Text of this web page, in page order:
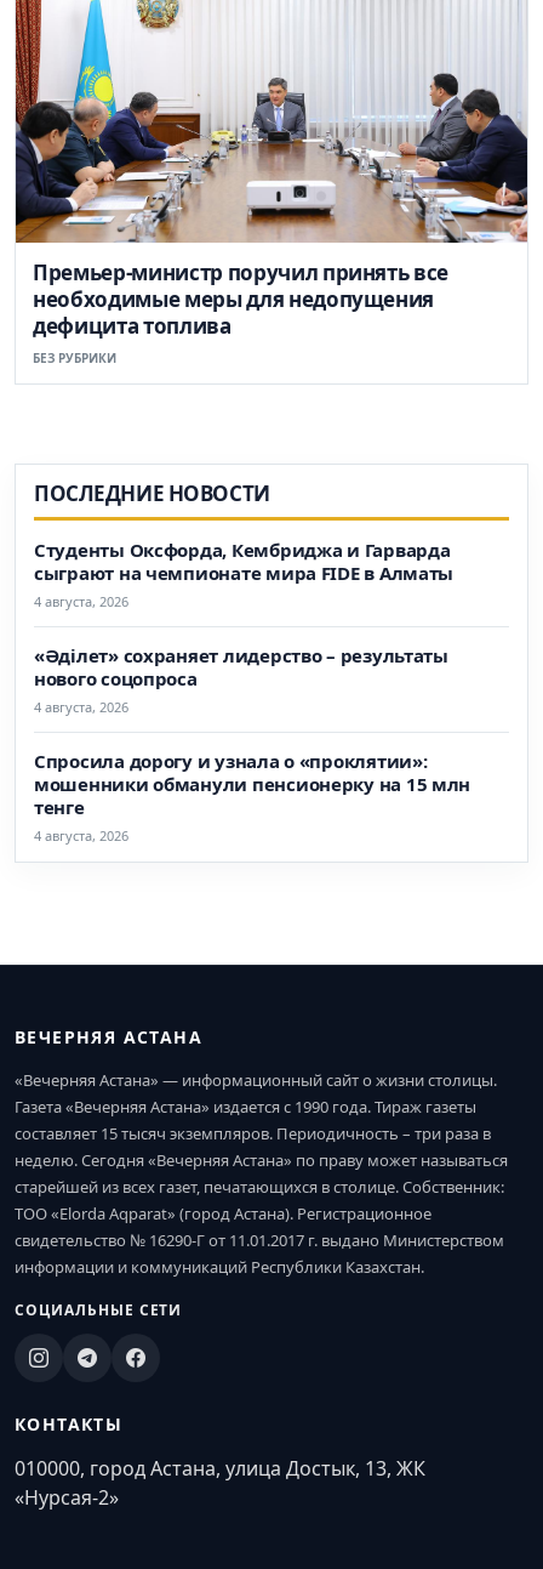
Премьер-министр поручил принять все
необходимые меры для недопущения
дефицита топлива
БЕЗ РУБРИКИ
ПОСЛЕДНИЕ НОВОСТИ
Студенты Оксфорда, Кембриджа и Гарварда
сыграют на чемпионате мира FIDE в Алматы
4 августа, 2026
«Әділет» сохраняет лидерство – результаты
нового соцопроса
4 августа, 2026
Спросила дорогу и узнала о «проклятии»:
мошенники обманули пенсионерку на 15 млн
тенге
4 августа, 2026
ВЕЧЕРНЯЯ АСТАНА
«Вечерняя Астана» — информационный сайт о жизни столицы.
Газета «Вечерняя Астана» издается с 1990 года. Тираж газеты
составляет 15 тысяч экземпляров. Периодичность – три раза в
неделю. Сегодня «Вечерняя Астана» по праву может называться
старейшей из всех газет, печатающихся в столице. Собственник:
ТОО «Elorda Aqparat» (город Астана). Регистрационное
свидетельство № 16290-Г от 11.01.2017 г. выдано Министерством
информации и коммуникаций Республики Казахстан.
СОЦИАЛЬНЫЕ СЕТИ
КОНТАКТЫ
010000, город Астана, улица Достык, 13, ЖК
«Нурсая-2»